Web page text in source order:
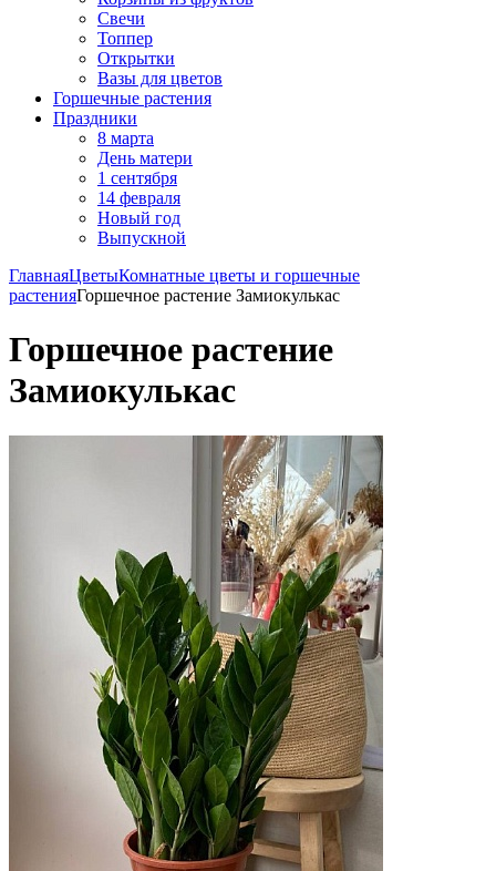
Свечи
Топпер
Открытки
Вазы для цветов
Горшечные растения
Праздники
8 марта
День матери
1 сентября
14 февраля
Новый год
Выпускной
ГлавнаяЦветыКомнатные цветы и горшечные
растенияГоршечное растение Замиокулькас
Горшечное растение
Замиокулькас